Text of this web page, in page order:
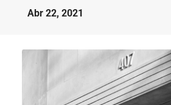
Abr 22, 2021